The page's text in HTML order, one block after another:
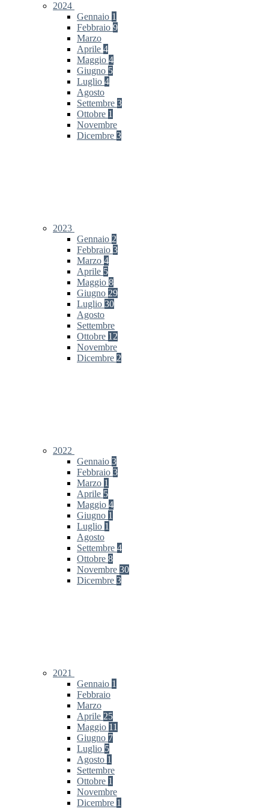
2024
Gennaio 1
Febbraio 9
Marzo
Aprile 4
Maggio 4
Giugno 5
Luglio 4
Agosto
Settembre 3
Ottobre 1
Novembre
Dicembre 3
2023
Gennaio 2
Febbraio 3
Marzo 4
Aprile 5
Maggio 8
Giugno 29
Luglio 30
Agosto
Settembre
Ottobre 12
Novembre
Dicembre 2
2022
Gennaio 3
Febbraio 3
Marzo 1
Aprile 5
Maggio 4
Giugno 1
Luglio 1
Agosto
Settembre 4
Ottobre 8
Novembre 30
Dicembre 3
2021
Gennaio 1
Febbraio
Marzo
Aprile 25
Maggio 11
Giugno 7
Luglio 5
Agosto 1
Settembre
Ottobre 1
Novembre
Dicembre 1